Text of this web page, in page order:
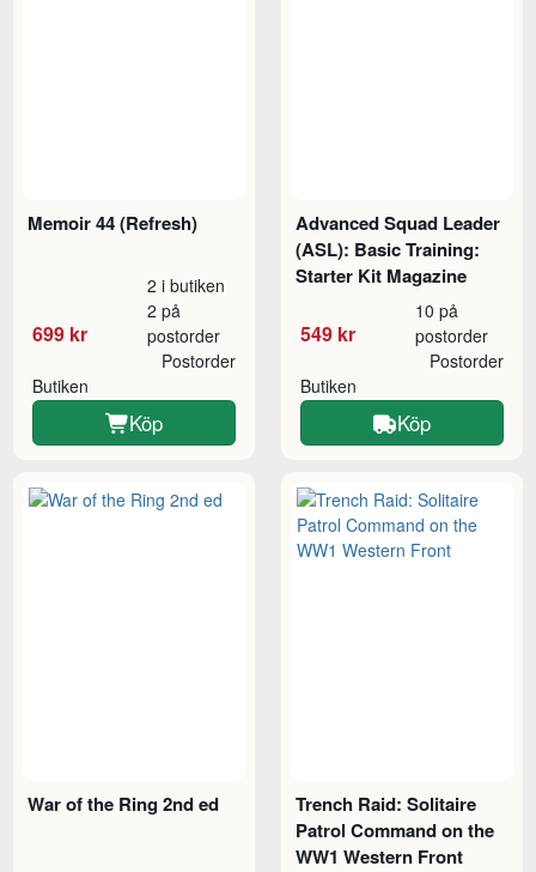
Memoir 44 (Refresh)
699 kr
2 i butiken
2 på
postorder
Butiken
Postorder
Köp
Advanced Squad Leader
(ASL): Basic Training:
Starter Kit Magazine
549 kr
10 på
postorder
Butiken
Postorder
Köp
War of the Ring 2nd ed
Trench Raid: Solitaire
Patrol Command on the
WW1 Western Front